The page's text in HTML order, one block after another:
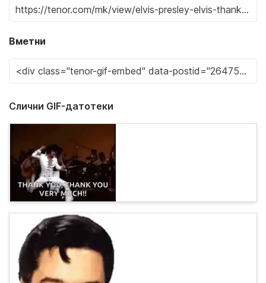
Вметни
Слични GIF-датотеки